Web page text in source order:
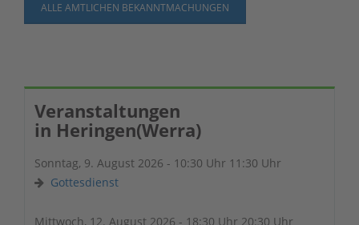
ALLE AMTLICHEN BEKANNTMACHUNGEN
Veranstaltungen
in Heringen(Werra)
Sonntag, 9. August 2026 - 10:30 Uhr 11:30 Uhr
Gottesdienst
Mittwoch, 12. August 2026 - 18:30 Uhr 20:30 Uhr